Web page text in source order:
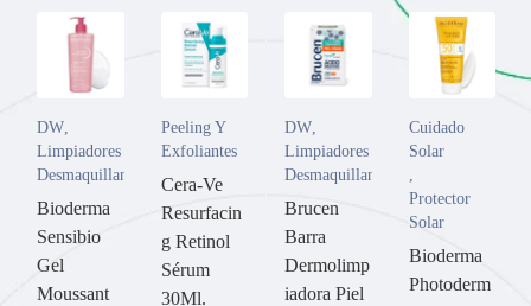
Antioxidante para prevenir la oxidación en pieles grasas.
DW,
Limpiadores y
Desmaquillantes
Bioderma
Sensibio
Gel
Moussant
Peeling Y
Exfoliantes
Cera-Ve
Resurfacin
g Retinol
Sérum
30Ml.
DW,
Limpiadores y
Desmaquillantes
Brucen
Barra
Dermolimp
iadora Piel
Cuidado
Solar
,
Protector
Solar
Bioderma
Photoderm